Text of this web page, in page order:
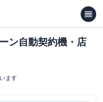
ン自動契約機・店
ます